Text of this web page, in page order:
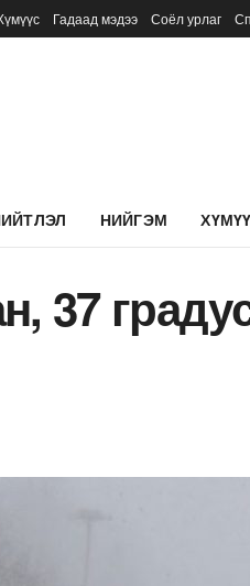
Гадаад мэдээ Соёл урлаг
НИЙГЭМ
37